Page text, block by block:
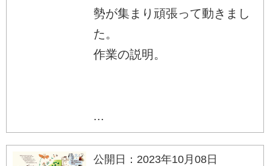
勢が集まり頑張って動きまし
た。
作業の説明。
...
公開日：2023年10月08日